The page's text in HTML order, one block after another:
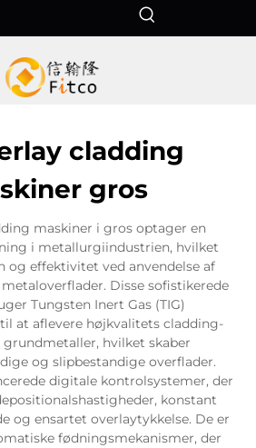
cladding
gros
maskiner i gros optager en
i metallurgiindustrien, hvilket
effektivitet ved anvendelse af
Disse sofistikerede
Tungsten Inert Gas (TIG)
at aflevere højkvalitets cladding-
hvilket skaber
og slipbestandige overflader.
digitale kontrolsystemer, der
konstant
og ensartet overlaytykkelse. De er
fødningsmekanismer, der